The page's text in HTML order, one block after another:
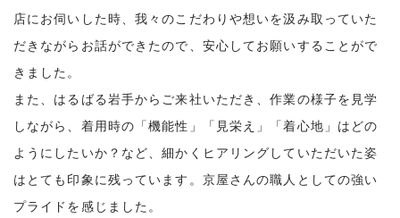
店にお伺いした時、我々のこだわりや想いを汲み取っていた
だきながらお話ができたので、安心してお願いすることがで
きました。
また、はるばる岩手からご来社いただき、作業の様子を見学
しながら、着用時の「機能性」「見栄え」「着心地」はどの
ようにしたいか？など、細かくヒアリングしていただいた姿
はとても印象に残っています。京屋さんの職人としての強い
プライドを感じました。